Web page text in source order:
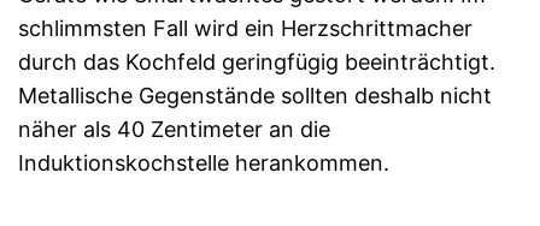
schlimmsten Fall wird ein Herzschrittmacher
durch das Kochfeld geringfügig beeinträchtigt.
Metallische Gegenstände sollten deshalb nicht
näher als 40 Zentimeter an die
Induktionskochstelle herankommen.